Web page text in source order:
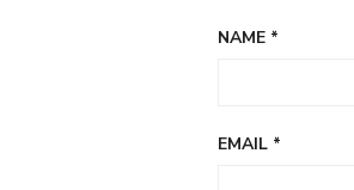
NAME *
EMAIL *